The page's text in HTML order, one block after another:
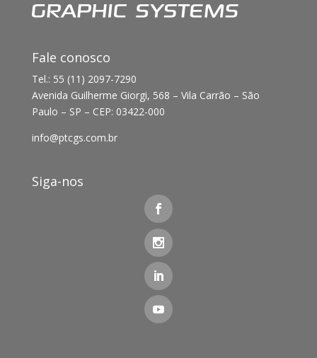
Fale conosco
Tel.: 55 (11) 2097-7290
Avenida Guilherme Giorgi, 568 – Vila Carrão – São
Paulo – SP – CEP: 03422-000
info@ptcgs.com.br
Siga-nos